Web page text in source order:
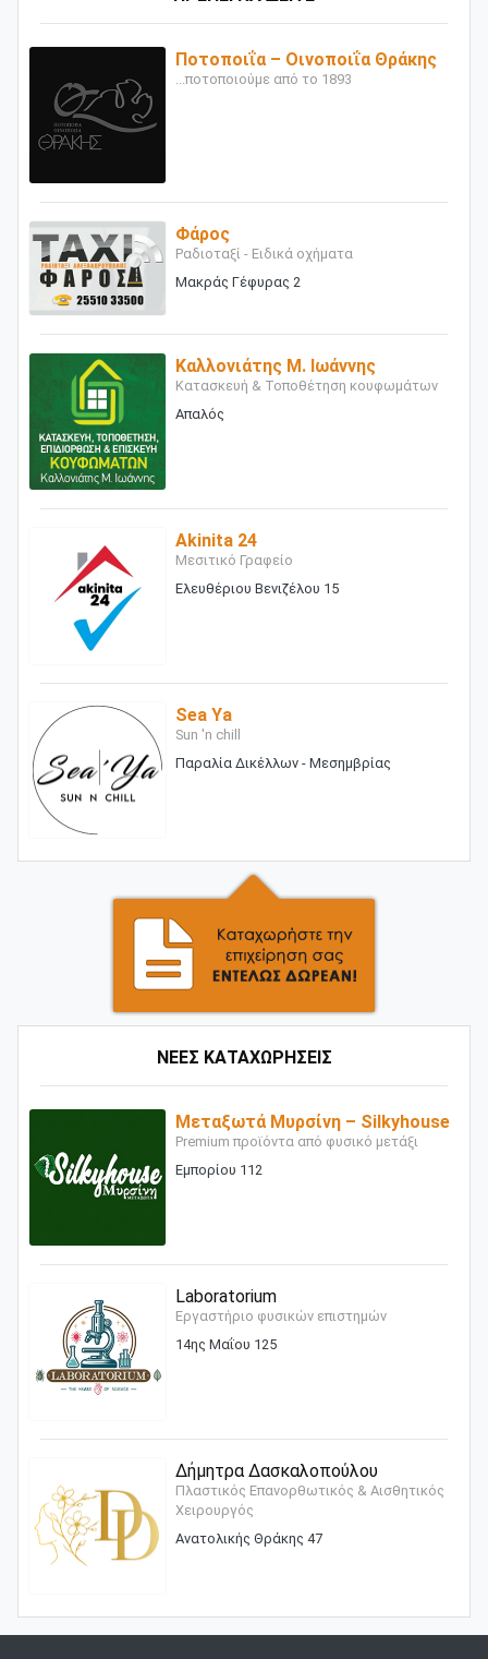
Ποτοποιΐα – Οινοποιΐα Θράκης
...ποτοποιούμε από το 1893
Φάρος
Ραδιοταξί - Ειδικά οχήματα
Μακράς Γέφυρας 2
Καλλονιάτης Μ. Ιωάννης
Κατασκευή & Τοποθέτηση κουφωμάτων
Απαλός
Akinita 24
Μεσιτικό Γραφείο
Ελευθέριου Βενιζέλου 15
Sea Ya
Sun 'n chill
Παραλία Δικέλλων - Μεσημβρίας
ΝΕΕΣ ΚΑΤΑΧΩΡΗΣΕΙΣ
Μεταξωτά Μυρσίνη – Silkyhouse
Premium προϊόντα από φυσικό μετάξι
Εμπορίου 112
Laboratorium
Εργαστήριο φυσικών επιστημών
14ης Μαΐου 125
Δήμητρα Δασκαλοπούλου
Πλαστικός Επανορθωτικός & Αισθητικός
Χειρουργός
Ανατολικής Θράκης 47